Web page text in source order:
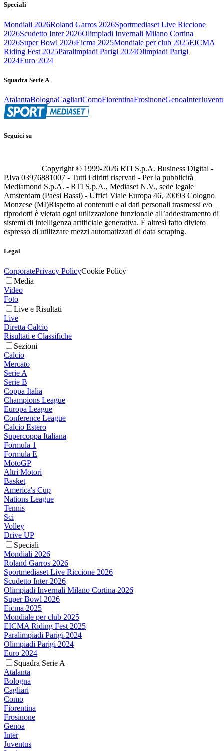
Speciali
Mondiali 2026Roland Garros 2026Sportmediaset Live Riccione
2026Scudetto Inter 2026Olimpiadi Invernali Milano Cortina
2026Super Bowl 2026Eicma 2025Mondiale per club 2025EICMA
Riding Fest 2025Paralimpiadi Parigi 2024Olimpiadi Parigi
2024Euro 2024
Squadra Serie A
AtalantaBolognaCagliariComoFiorentinaFrosinoneGenoaInter
Seguici su
Copyright © 1999-2026 RTI S.p.A. Business Digital -
P.Iva 03976881007 - Tutti i diritti riservati - Per la pubblicità
Mediamond S.p.A. - RTI S.p.A., Mediaset N.V., sede legale
Amsterdam (Paesi Bassi) - Uffici Viale Europa 46, 20093 Cologno
Monzese (MI)Rispetto ai contenuti e ai dati personali trasmessi e/o
riprodotti è vietata ogni utilizzazione funzionale all’addestramento di
sistemi di intelligenza artificiale generativa. È altresì fatto divieto
espresso di utilizzare mezzi automatizzati di data scraping.
Legal
CorporatePrivacy PolicyCookie Policy
Media
Video
Foto
Live e Risultati
Live
Diretta Calcio
Risultati e Classifiche
Sezioni
Calcio
Mercato
Serie A
Serie B
Coppa Italia
Champions League
Europa League
Conference League
Calcio Estero
Supercoppa Italiana
Formula 1
Formula E
MotoGP
Altri Motori
Basket
America's Cup
Nations League
Tennis
Sci
Volley
Drive UP
Speciali
Mondiali 2026
Roland Garros 2026
Sportmediaset Live Riccione 2026
Scudetto Inter 2026
Olimpiadi Invernali Milano Cortina 2026
Super Bowl 2026
Eicma 2025
Mondiale per club 2025
EICMA Riding Fest 2025
Paralimpiadi Parigi 2024
Olimpiadi Parigi 2024
Euro 2024
Squadra Serie A
Atalanta
Bologna
Cagliari
Como
Fiorentina
Frosinone
Genoa
Inter
Juventus